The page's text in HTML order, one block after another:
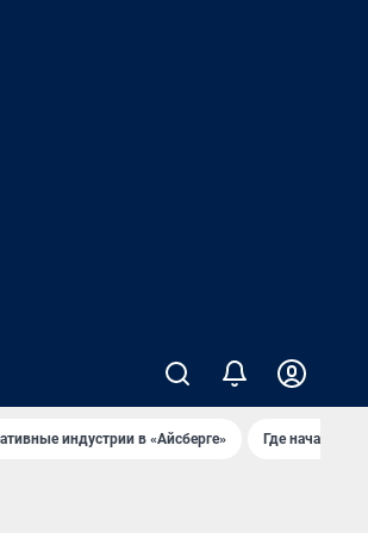
индустрии в «Айсберге» Где начать